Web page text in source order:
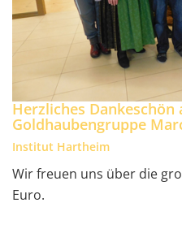
Herzliches Dankeschön
Goldhaubengruppe
Institut Hartheim
Wir freuen uns über die
Euro.